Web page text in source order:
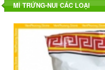
MÌ TRỨNG-NUI CÁC LOẠI